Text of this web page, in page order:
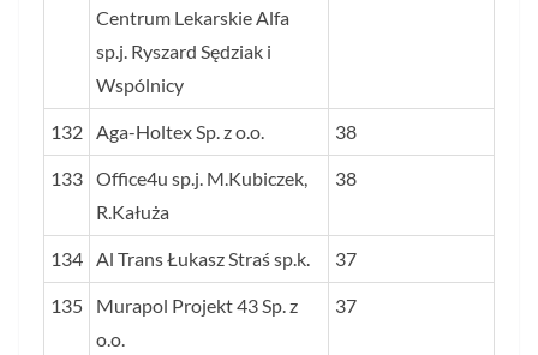
Centrum Lekarskie Alfa
sp.j. Ryszard Sędziak i
Wspólnicy
132 Aga-Holtex Sp. z o.o. 38
133 Office4u sp.j. M.Kubiczek,
R.Kałuża
38
134 Al Trans Łukasz Straś sp.k. 37
135
Murapol Projekt 43 Sp. z
o.o.
37